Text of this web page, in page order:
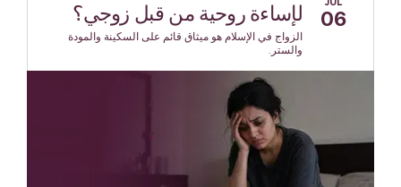
06
لإساءة روحية من قبل زوجي؟
الزواج في الإسلام هو ميثاق قائم على السكينة والمودة
والستر.